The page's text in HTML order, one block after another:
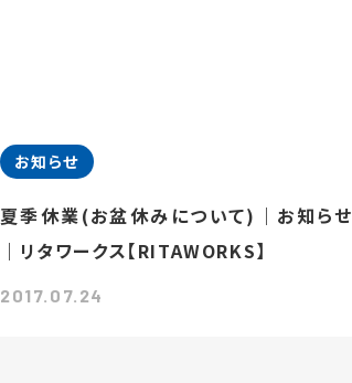
お知らせ
夏季休業(お盆休みについて)｜お知らせ
｜リタワークス【RITAWORKS】
2017.07.24